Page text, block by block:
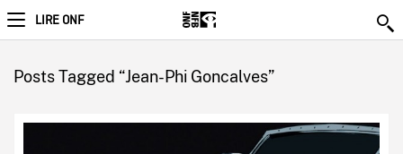
LIRE ONF
Posts Tagged “Jean-Phi Goncalves”